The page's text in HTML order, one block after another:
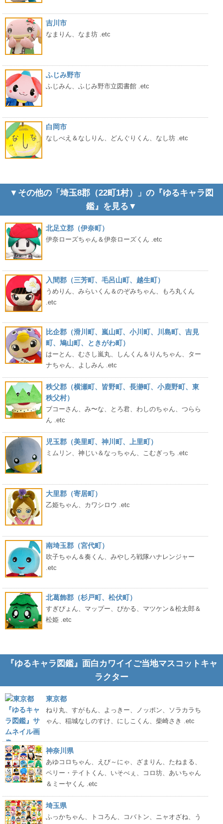
吉川市
なまりん、なま坊 .etc
ふじみ野市
ふじみん、ふじみ野市立図書館 .etc
白岡市
なしべえ＆なしりん、どんぐりくん、なし坊 .etc
▼その他の「埼玉8郡（22町1村）」の『ゆるキャラ図
鑑』を見る▼
北足立郡（伊奈町）
伊奈ローズちゃん＆伊奈ローズくん .etc
入間郡（三芳町、毛呂山町、越生町）
うめりん、みらいくん＆のぞみちゃん、もろ丸くん
.etc
比企郡（滑川町、嵐山町、小川町、川島町、吉見
町、鳩山町、ときがわ町）
はーとん、むさし嵐丸、しんくん＆りんちゃん、ター
ナちゃん、よしみん .etc
秩父郡（横瀬町、皆野町、長瀞町、小鹿野町、東
秩父村）
ブコーさん、み〜な、とろ君、わしのちゃん、つらら
ん .etc
児玉郡（美里町、神川町、上里町）
ミムリン、神じい＆なっちゃん、こむぎっち .etc
大里郡（寄居町）
乙姫ちゃん、カワシロウ .etc
南埼玉郡（宮代町）
吹子ちゃん＆奏くん、みやしろ戦隊ハナレンジャー
.etc
北葛飾郡（杉戸町、松伏町）
すぎぴょん、マップー、ぴかる、マツケン＆松太郎＆
松姫 .etc
『ゆるキャラ図鑑』面白カワイイご当地マスコットキャ
ラクター
東京都
ねり丸、すがもん、よっきー、ノッポン、ソラカラち
ゃん、稲城なしのすけ、にしこくん、柴崎さき .etc
神奈川県
あゆコロちゃん、えび～にゃ、ざまりん、たねまる、
ペリー・テイトくん、いそべぇ、コロ坊、あいちゃん
＆ミーヤくん .etc
埼玉県
ふっかちゃん、トコろん、コバトン、ニャオざね、う